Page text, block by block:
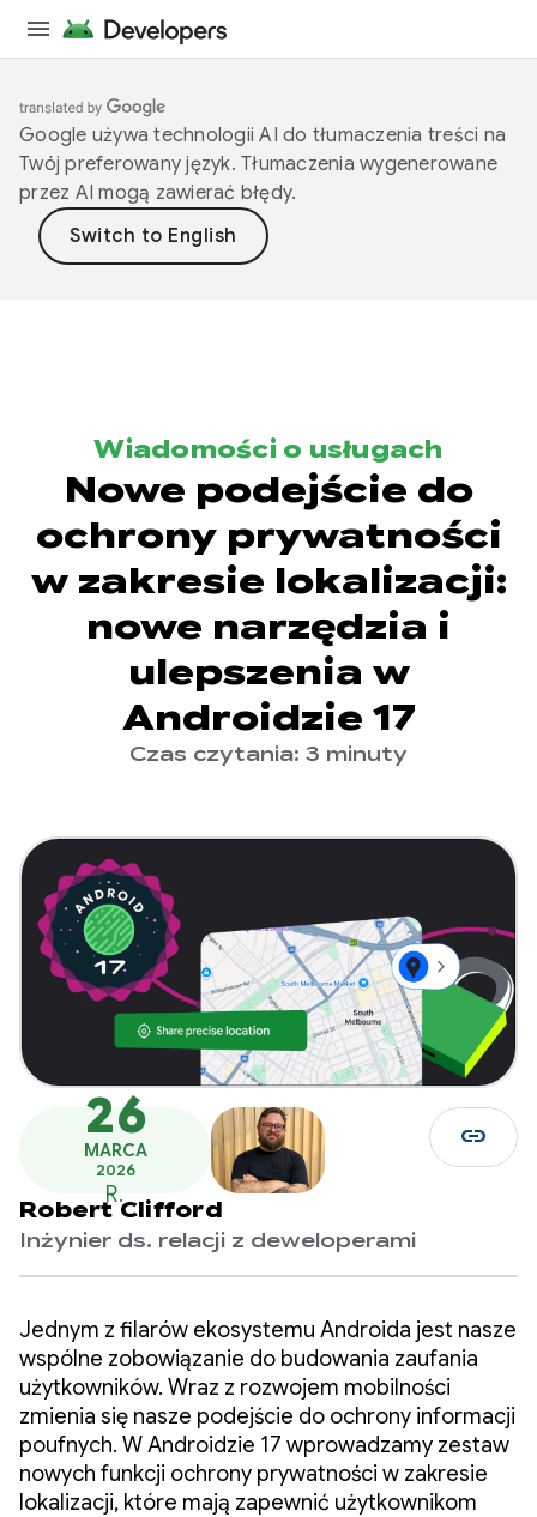
Google używa technologii AI do tłumaczenia treści na
Twój preferowany język. Tłumaczenia wygenerowane
przez AI mogą zawierać błędy.
Wiadomości o usługach
Nowe podejście do
ochrony prywatności
w zakresie lokalizacji:
nowe narzędzia i
ulepszenia w
Androidzie 17
Czas czytania: 3 minuty
26
MARCA
2026
R.
Robert Clifford
Inżynier ds. relacji z deweloperami
link
Jednym z filarów ekosystemu Androida jest nasze
wspólne zobowiązanie do budowania zaufania
użytkowników. Wraz z rozwojem mobilności
zmienia się nasze podejście do ochrony informacji
poufnych. W Androidzie 17 wprowadzamy zestaw
nowych funkcji ochrony prywatności w zakresie
lokalizacji, które mają zapewnić użytkownikom